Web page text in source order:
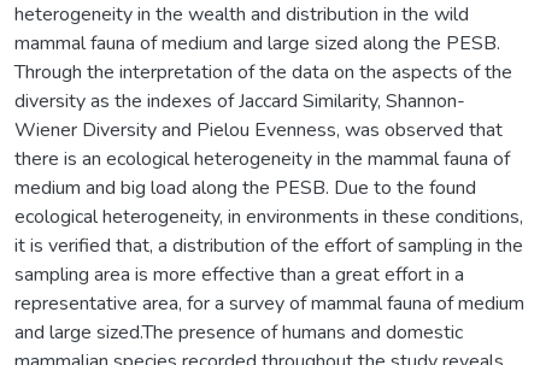
heterogeneity in the wealth and distribution in the wild
mammal fauna of medium and large sized along the PESB.
Through the interpretation of the data on the aspects of the
diversity as the indexes of Jaccard Similarity, Shannon-
Wiener Diversity and Pielou Evenness, was observed that
there is an ecological heterogeneity in the mammal fauna of
medium and big load along the PESB. Due to the found
ecological heterogeneity, in environments in these conditions,
it is verified that, a distribution of the effort of sampling in the
sampling area is more effective than a great effort in a
representative area, for a survey of mammal fauna of medium
and large sized.The presence of humans and domestic